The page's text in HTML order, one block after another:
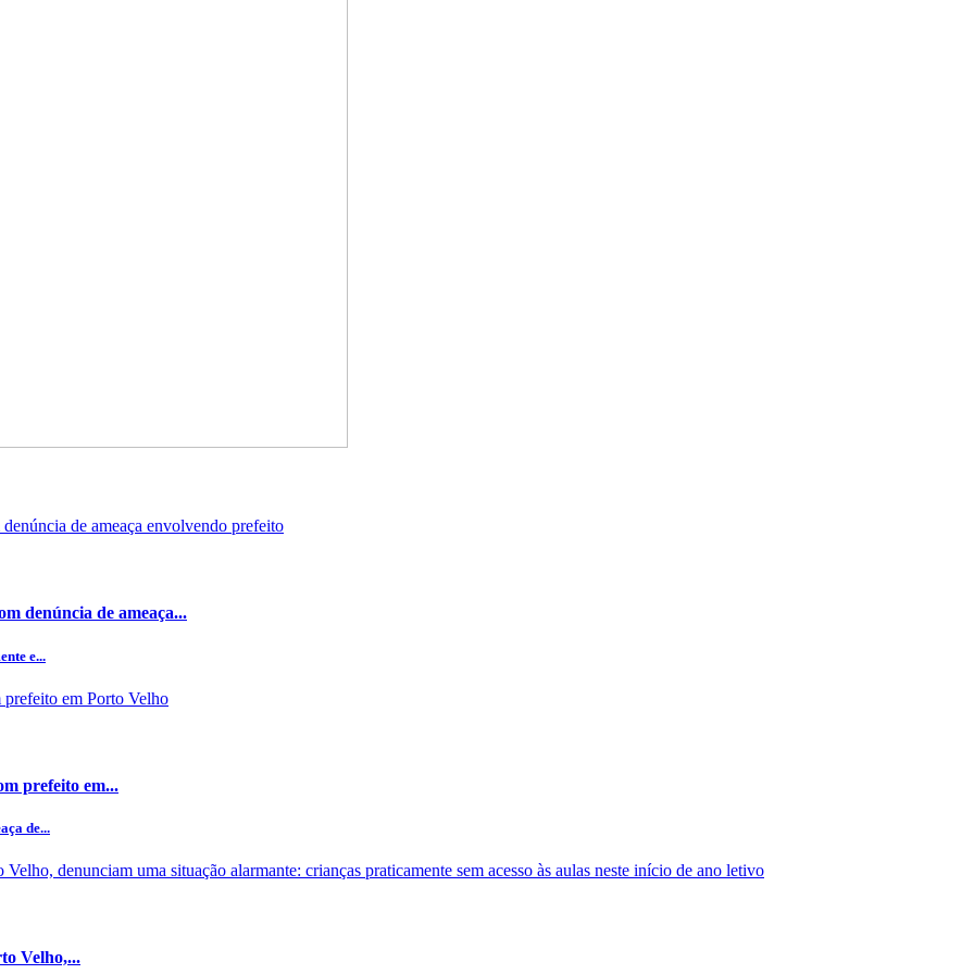
denúncia de ameaça...
e...
prefeito em...
de...
Velho,...